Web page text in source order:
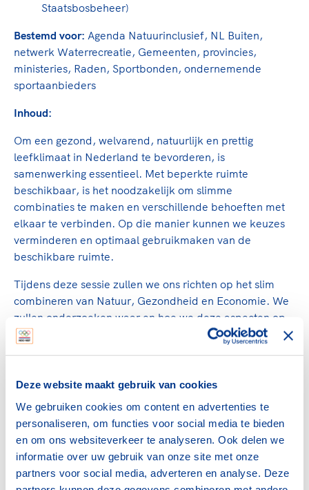
Deze website maakt gebruik van cookies
We gebruiken cookies om content en advertenties te
personaliseren, om functies voor social media te bieden
en om ons websiteverkeer te analyseren. Ook delen we
informatie over uw gebruik van onze site met onze
partners voor social media, adverteren en analyse. Deze
Nieuwspagina
Columns
Sport verenigt. Op sportclubs, pleintjes, tijdens
een rondje fietsen, door samen te skaten of naar
de sportschool te gaan. Door samen te juichen
voor Sifan Hassan, Rico Verhoeven, Diede de
Groot en het Nederlands Elftal. Of met trots te
genieten van de karatewedstrijd van je dochter,
de halve marathon van je moeder of de
hockeywedstrijd van je buurjongen.
Lees verder
Clubacties
Opleidingen en trainingen
Ruimte voor sport
Clubondersteuning
Beroepskrachten
Samen voor een veilige
sportomgeving
Voor welk gedrag staat de club? Wat mag wel
En wat mag vooral niet? Een gedragscode geeft
hier richting aan en is dus een belangrijk
onderdeel van het clubbeleid rondom gewenst en
ongewenst gedrag.
Topsportbeleid
Topsportfinanciering
Maatschappelijke waarde topsport
De TeamNL Academie
De TeamNL Academie biedt een leer- en
ontwikkelprogramma voor de volgende functies
binnen TeamNL programma's: experts, coaches,
bestuurders, (technisch) directeuren, managers en
toekomstig kader.
Staatsbosbeheer)
Bestemd voor: Agenda Natuurinclusief, NL Buiten,
netwerk Waterrecreatie, Gemeenten, provincies,
ministeries, Raden, Sportbonden, ondernemende
sportaanbieders
Inhoud:
Om een gezond, welvarend, natuurlijk en prettig
leefklimaat in Nederland te bevorderen, is
samenwerking essentieel. Met beperkte ruimte
beschikbaar, is het noodzakelijk om slimme
combinaties te maken en verschillende behoeften met
elkaar te verbinden. Op die manier kunnen we keuzes
verminderen en optimaal gebruikmaken van de
beschikbare ruimte.
Tijdens deze sessie zullen we ons richten op het slim
combineren van Natuur, Gezondheid en Economie. We
zullen onderzoeken waar en hoe we deze aspecten op
een intelligente manier kunnen integreren. Welke
economische ontwikkelingen? En waar moeten we
voorzichtig zijn en de natuurlijke omgeving niet belasten
met recreatie?
Gezamenlijk zullen we op zoek gaan naar antwoorden
en oplossingen. We willen een balans vinden waarbij we
de natuurlijke omgeving kunnen benutten zonder deze